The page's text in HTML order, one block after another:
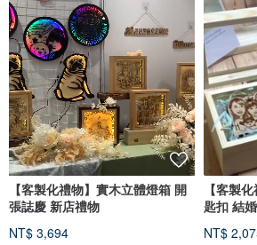
【客製化禮物】實木立體燈箱 開
張誌慶 新店禮物
NT$ 3,694
【客製
匙扣 結
NT$